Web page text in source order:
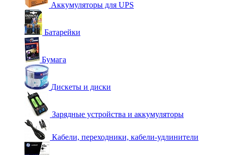
Аккумуляторы для UPS
Батарейки
Бумага
Дискеты и диски
Зарядные устройства и аккумуляторы
Кабели, переходники, кабели-удлинители